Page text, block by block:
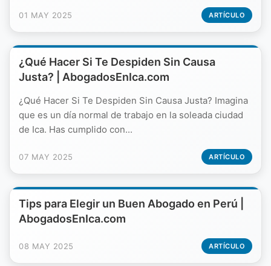
01 MAY 2025 ARTÍCULO
¿Qué Hacer Si Te Despiden Sin Causa
Justa? | AbogadosEnIca.com
¿Qué Hacer Si Te Despiden Sin Causa Justa? Imagina
que es un día normal de trabajo en la soleada ciudad
de Ica. Has cumplido con...
07 MAY 2025 ARTÍCULO
Tips para Elegir un Buen Abogado en Perú |
AbogadosEnIca.com
08 MAY 2025 ARTÍCULO